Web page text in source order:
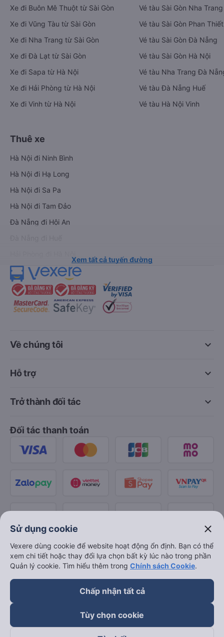
Xe đi Buôn Mê Thuột từ Sài Gòn
Xe đi Vũng Tàu từ Sài Gòn
Xe đi Nha Trang từ Sài Gòn
Xe đi Đà Lạt từ Sài Gòn
Xe đi Sapa từ Hà Nội
Xe đi Hải Phòng từ Hà Nội
Xe đi Vinh từ Hà Nội
Vé tàu Sài Gòn Nha Trang
Vé tàu Sài Gòn Phan Thiết
Vé tàu Sài Gòn Đà Nẵng
Vé tàu Sài Gòn Hà Nội
Vé tàu Nha Trang Đà
Vé tàu Đà Nẵng Huế
Vé tàu Hà Nội Vinh
Thuê xe
Hà Nội đi Ninh Bình
Hà Nội đi Hạ Long
Hà Nội đi Sa Pa
Hà Nội đi Tam Đảo
Đà Nẵng đi Hội An
Xem tất cả tuyến đường
keyboard_arrow_down
Về chúng tôi
keyboard_arrow_down
Hỗ trợ
keyboard_arrow_down
Trở thành đối tác
Đối tác thanh toán
Sử dụng cookie close
Vexere dùng cookie để website hoạt động ổn định. Bạn có thể
xem chi tiết hoặc thay đổi lựa chọn bất kỳ lúc nào trong phần
Quản lý cookie. Tìm hiểu thêm trong Chính sách Cookie.
Chấp nhận tất cả
Tùy chọn cookie